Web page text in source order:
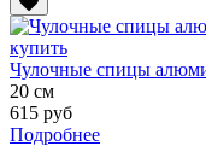
Чулочные спицы
20 см
615 руб
Подробнее